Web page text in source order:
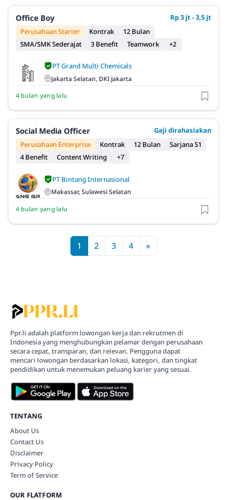
Office Boy
Rp 3 jt - 3,5 jt
Perusahaan Starter
Kontrak
12 Bulan
SMA/SMK Sederajat
3 Benefit Teamwork +2
PT Grand Multi Chemicals
Jakarta Selatan, DKI Jakarta
4 bulan yang lalu
Social Media Officer
Gaji dirahasiakan
Perusahaan Enterprise
Kontrak 12 Bulan
Sarjana S1
4 Benefit
Content Writing +7
PT Bintang Internasional
Makassar, Sulawesi Selatan
4 bulan yang lalu
1 2 3 4 »
Ppr.li adalah platform lowongan kerja dan rekrutmen di
Indonesia yang menghubungkan pelamar dengan perusahaan
secara cepat, transparan, dan relevan. Pengguna dapat
mencari lowongan berdasarkan lokasi, kategori, dan tingkat
pendidikan untuk menemukan peluang karier yang sesuai.
TENTANG
About Us
Contact Us
Disclaimer
Privacy Policy
Term of Service
OUR FLATFORM